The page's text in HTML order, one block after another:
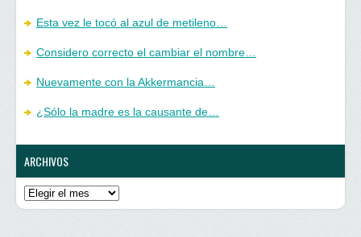
Esta vez le tocó al azul de metileno…
Considero correcto el cambiar el nombre…
Nuevamente con la Akkermancia…
¿Sólo la madre es la causante de…
ARCHIVOS
Archivos